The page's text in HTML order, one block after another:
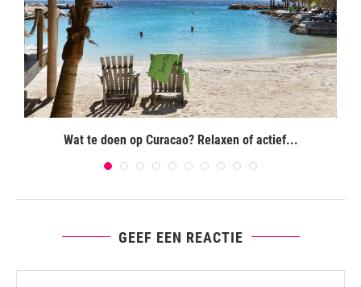
Wat te doen op Curacao? Relaxen of actief...
GEEF EEN REACTIE